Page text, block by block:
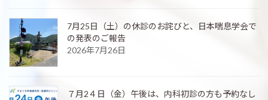
7月25日（土）の休診のお詫びと、日本喘息学会で
の発表のご報告
2026年7月26日
７月2４日（金）午後は、内科初診の方も予約なし